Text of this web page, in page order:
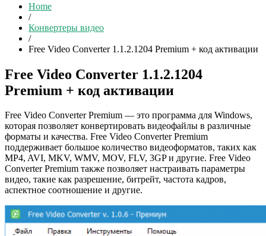
Home
/
Конвертеры видео
/
Free Video Converter 1.1.2.1204 Premium + код активации
Free Video Converter 1.1.2.1204
Premium + код активации
Free Video Converter Premium — это программа для Windows,
которая позволяет конвертировать видеофайлы в различные
форматы и качества. Free Video Converter Premium
поддерживает большое количество видеоформатов, таких как
MP4, AVI, MKV, WMV, MOV, FLV, 3GP и другие. Free Video
Converter Premium также позволяет настраивать параметры
видео, такие как разрешение, битрейт, частота кадров,
аспектное соотношение и другие.